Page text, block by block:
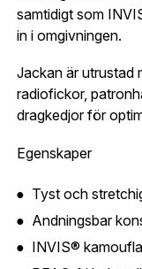
samtidigt som
in i omgivningen.
Jackan är utrustad
radiofickor,
dragkedjor för
Egenskaper
Tyst och
Andningsbar
INVIS®
Lösenord:*
Glömt
Skapa konto
konto hos oss
Postnummer:*
Ort:
Telefon:*
sortiment.
E-post adress
Bevaka